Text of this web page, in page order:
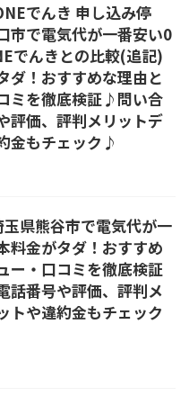
でんき 申し込み停
市で電気代が一番安い0
でんきとの比較(追記)
ダ！おすすめな理由と
ミを徹底検証♪問い合
評価、評判メリットデ
金もチェック♪
県熊谷市で電気代が一
料金がタダ！おすすめ
ー・口コミを徹底検証
話番号や評価、評判メ
トや違約金もチェック